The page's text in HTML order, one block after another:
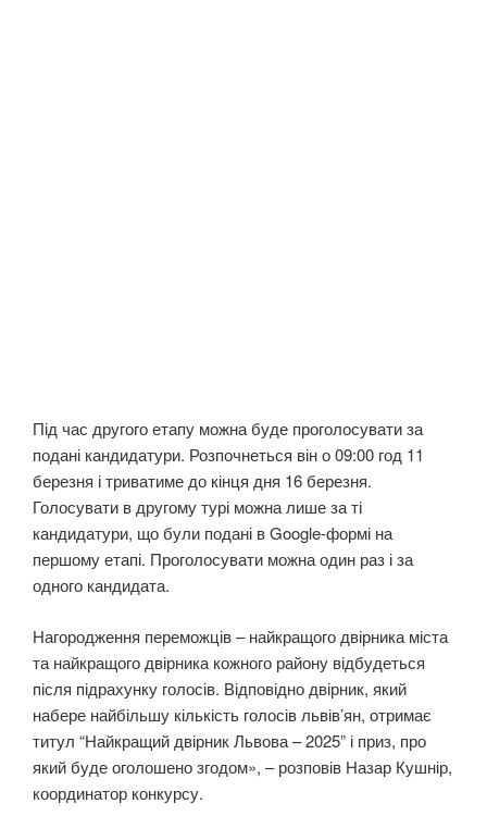
Під час другого етапу можна буде проголосувати за
подані кандидатури. Розпочнеться він о 09:00 год 11
березня і триватиме до кінця дня 16 березня.
Голосувати в другому турі можна лише за ті
кандидатури, що були подані в Google-формі на
першому етапі. Проголосувати можна один раз і за
одного кандидата.
Нагородження переможців – найкращого двірника міста
та найкращого двірника кожного району відбудеться
після підрахунку голосів. Відповідно двірник, який
набере найбільшу кількість голосів львів’ян, отримає
титул “Найкращий двірник Львова – 2025” і приз, про
який буде оголошено згодом», – розповів Назар Кушнір,
координатор конкурсу.